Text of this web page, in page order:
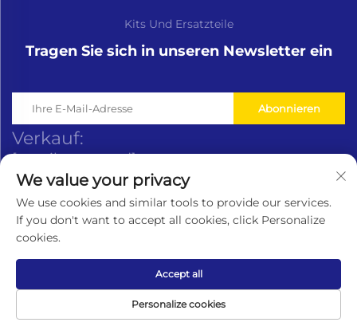
Kits Und Ersatzteile
Tragen Sie sich in unseren Newsletter ein
Abonnieren
Verkauf:
[email protected]
Vermarktung:
[email protected]
Garantie:
[email protected]
Copyright © Lavaner (Beijing) Trading Co.,Ltd. Alle
Rechte vorbehalten - Datenschutzrichtlinie
We value your privacy
We use cookies and similar tools to provide our services.
If you don't want to accept all cookies, click Personalize
cookies.
Personalize cookies
Accept all